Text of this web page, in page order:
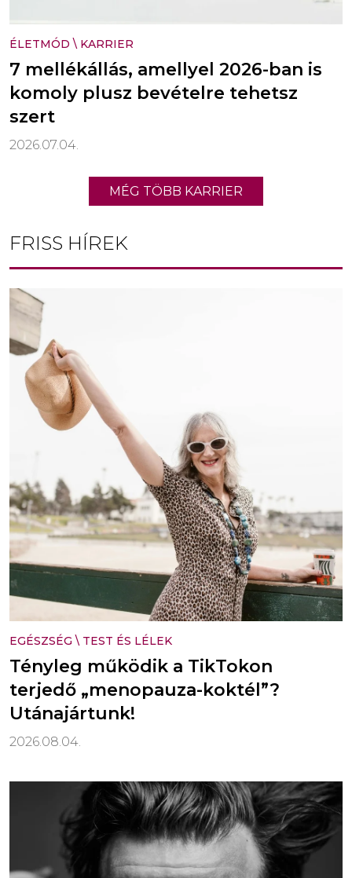
ÉLETMÓD \ KARRIER
7 mellékállás, amellyel 2026-ban is
komoly plusz bevételre tehetsz
szert
2026.07.04.
MÉG TÖBB KARRIER
FRISS HÍREK
EGÉSZSÉG \ TEST ÉS LÉLEK
Tényleg működik a TikTokon
terjedő „menopauza-koktél”?
Utánajártunk!
2026.08.04.